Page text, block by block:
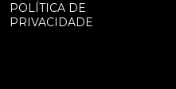
POLÍTICA DE
PRIVACIDADE